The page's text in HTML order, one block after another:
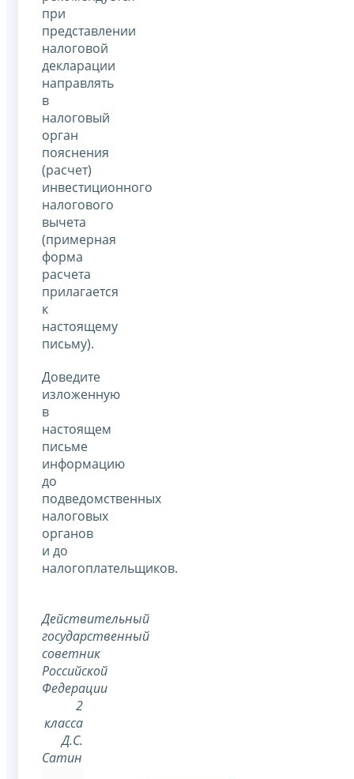
при
представлении
налоговой
декларации
направлять
в
налоговый
орган
пояснения
(расчет)
инвестиционного
налогового
вычета
(примерная
форма
расчета
прилагается
к
настоящему
письму).
Доведите
изложенную
в
настоящем
письме
информацию
до
подведомственных
налоговых
органов
и до
налогоплательщиков.
Действительный
государственный
советник
Российской
Федерации
2
класса
Д.С.
Сатин